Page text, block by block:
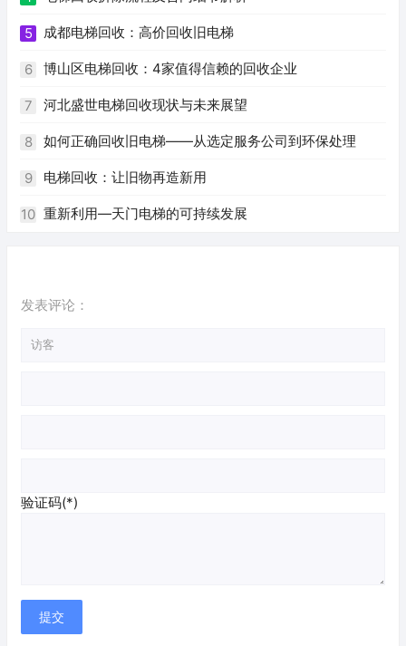
5 成都电梯回收：高价回收旧电梯
6 博山区电梯回收：4家值得信赖的回收企业
7 河北盛世电梯回收现状与未来展望
8 如何正确回收旧电梯——从选定服务公司到环保处理
9 电梯回收：让旧物再造新用
10 重新利用—天门电梯的可持续发展
发表评论：
验证码(*)